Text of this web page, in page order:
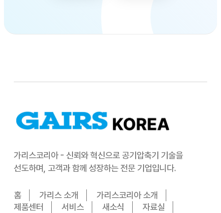
가리스코리아 - 신뢰와 혁신으로 공기압축기 기술을
선도하며, 고객과 함께 성장하는 전문 기업입니다.
홈 가리스 소개
가리스코리아 소개
제품센터
서비스 새소식
자료실